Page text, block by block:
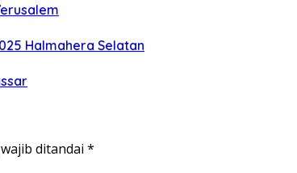
Halmahera Selatan
ditandai *